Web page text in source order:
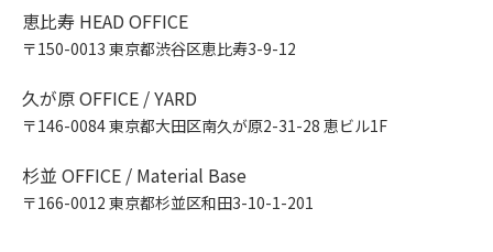
恵比寿 HEAD OFFICE
〒150-0013 東京都渋谷区恵比寿3-9-12
久が原 OFFICE / YARD
〒146-0084 東京都大田区南久が原2-31-28 恵ビル1F
杉並 OFFICE / Material Base
〒166-0012 東京都杉並区和田3-10-1-201